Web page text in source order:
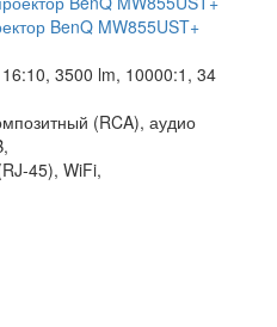
BenQ MW855UST+
3500 lm, 10000:1, 34
(RCA), аудио
45), WiFi,